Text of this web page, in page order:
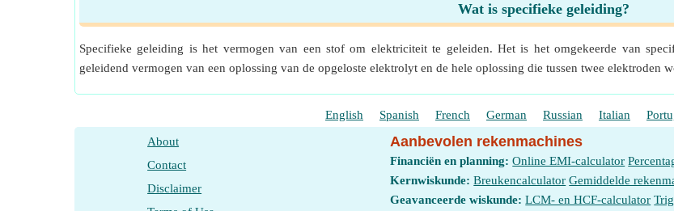
Wat is specifieke geleiding?
Specifieke geleiding is het vermogen van een stof om elektriciteit te geleiden. Het is het omgekeerde van
geleidend vermogen van een oplossing van de opgeloste elektrolyt en de hele oplossing die tussen twee elektroden
English Spanish French German Russian Italian
About
Contact
Disclaimer
Aanbevolen rekenmachines
Financiën en planning: Online EMI-calculator
Kernwiskunde: Breukencalculator Gemiddelde
Geavanceerde wiskunde: LCM- en HCF-calculator